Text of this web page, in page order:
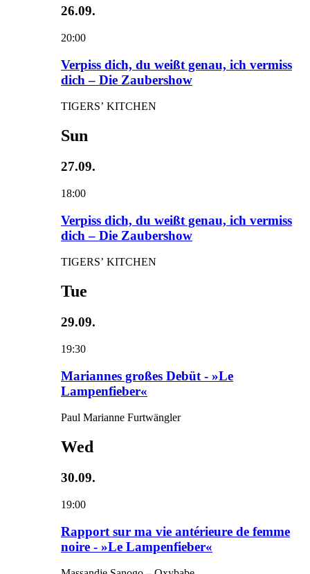
26.09.
20:00
Verpiss dich, du weißt genau, ich vermiss
dich – Die Zaubershow
TIGERS’ KITCHEN
Sun
27.09.
18:00
Verpiss dich, du weißt genau, ich vermiss
dich – Die Zaubershow
TIGERS’ KITCHEN
Tue
29.09.
19:30
Mariannes großes Debüt - »Le
Lampenfieber«
Paul Marianne Furtwängler
Wed
30.09.
19:00
Rapport sur ma vie antérieure de femme
noire - »Le Lampenfieber«